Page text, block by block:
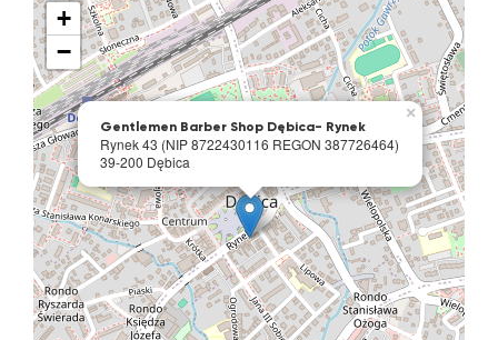
Gentlemen Barber Shop Dębica- Rynek
Rynek 43 (NIP 8722430116 REGON 387726464)
39-200 Dębica
×
+
−